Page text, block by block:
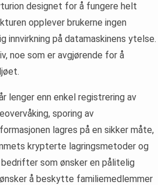
designet for å fungere helt
opplever brukerne ingen
på datamaskinens ytelse.
noe som er avgjørende for å
lenger enn enkel registrering av
sporing av
lagres på en sikker måte,
krypterte lagringsmetoder og
som ønsker en pålitelig
å beskytte familiemedlemmer